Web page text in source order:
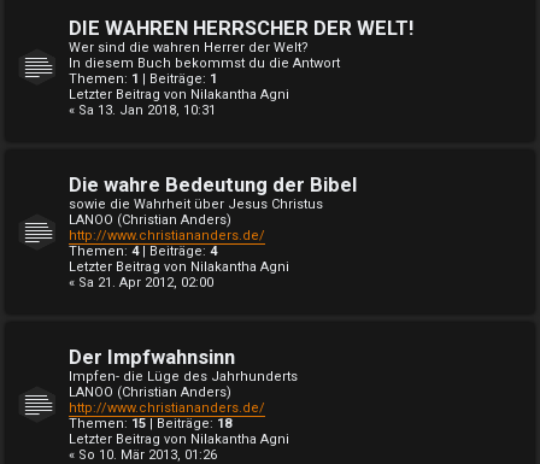
DIE WAHREN HERRSCHER DER WELT!
Wer sind die wahren Herrer der Welt?
In diesem Buch bekommst du die Antwort
Themen: 1 | Beiträge: 1
Letzter Beitrag von Nilakantha Agni
« Sa 13. Jan 2018, 10:31
Die wahre Bedeutung der Bibel
sowie die Wahrheit über Jesus Christus
LANOO (Christian Anders)
http://www.christiananders.de/
Themen: 4| Beiträge: 4
Letzter Beitrag von Nilakantha Agni
« Sa 21. Apr 2012, 02:00
Der Impfwahnsinn
Impfen- die Lüge des Jahrhunderts
LANOO (Christian Anders)
http://www.christiananders.de/
Themen: 15 | Beiträge: 18
Letzter Beitrag von Nilakantha Agni
« So 10. Mär 2013, 01:26